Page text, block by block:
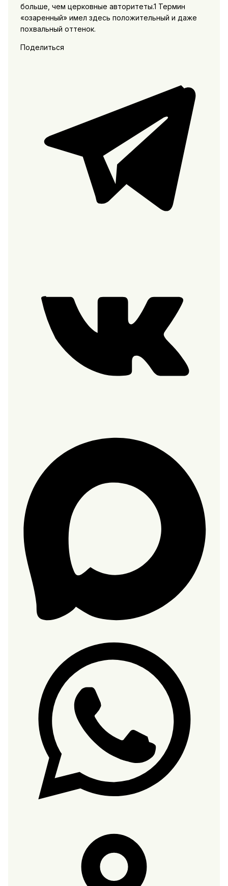
больше, чем церковные авторитеты.1 Термин
«озаренный» имел здесь положительный и даже
похвальный оттенок.
Поделиться